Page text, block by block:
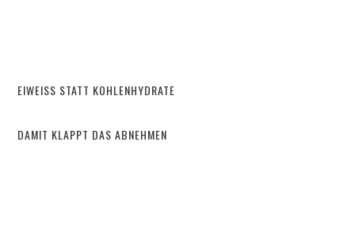
EIWEISS STATT KOHLENHYDRATE
DAMIT KLAPPT DAS ABNEHMEN